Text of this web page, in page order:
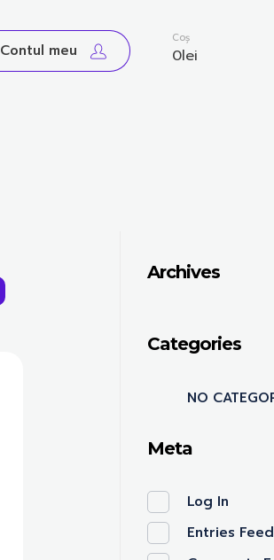
Contul meu
Coș
0lei
Archives
Categories
NO
Meta
Log In
Entries Feed